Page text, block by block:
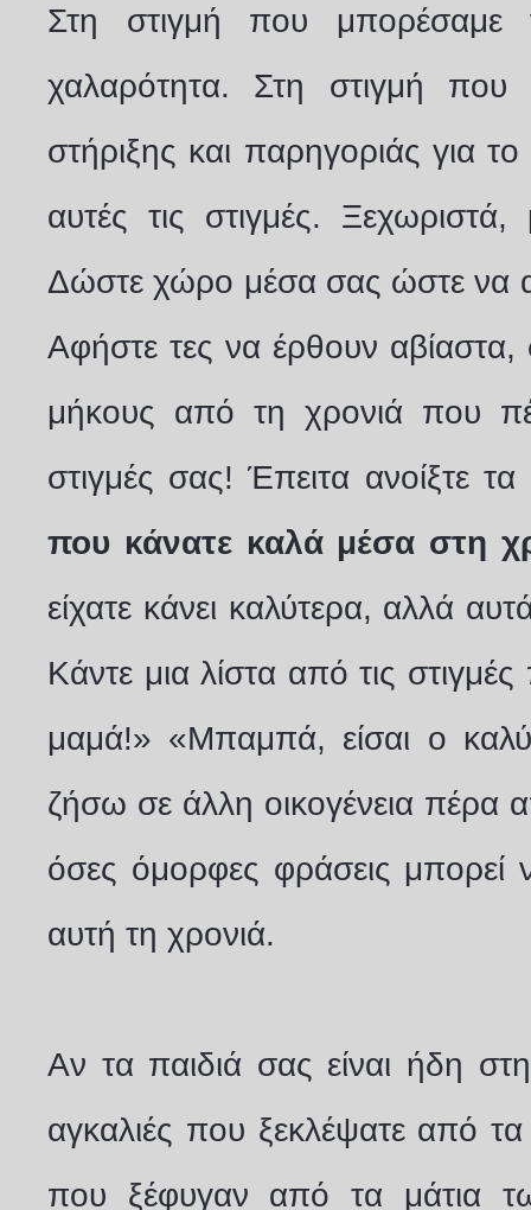
Στη στιγμή που μπορέσαμε
χαλαρότητα. Στη στιγμή
στήριξης και παρηγοριάς για
αυτές τις στιγμές.
Δώστε χώρο μέσα σας ώστε να
Αφήστε τες να έρθουν αβίαστα,
μήκους από τη χρονιά που
στιγμές σας! Έπειτα ανοίξτε
που κάνατε καλά μέσα στη
είχατε κάνει καλύτερα, αλλά
Κάντε μια λίστα από τις
μαμά!» «Μπαμπά, είσαι ο
ζήσω σε άλλη οικογένεια πέρα
όσες όμορφες φράσεις μπορεί
αυτή τη χρονιά.
Αν τα παιδιά σας είναι ήδη
αγκαλιές που ξεκλέψατε από
που ξέφυγαν από τα μάτια